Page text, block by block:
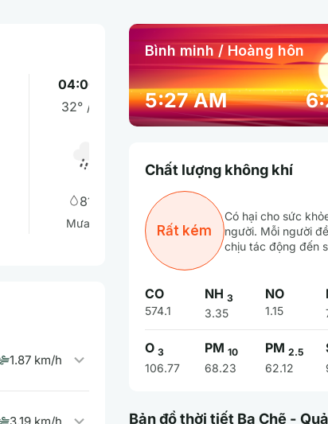
04:00 pm
32° / 32°
81 %
Mưa nhẹ
05:00 pm
31° / 31°
83 %
Mưa nhẹ
29°
1.87 km/h
Bình minh / Hoàng hôn
5:27 AM
Chất lượng không khí
Rất kém
Có hại cho sức
người. Mỗi người
chịu tác động đến
CO
574.1
NH3
3.35
NO
1.15
O 3
106.77
PM10
68.23
PM2.5
62.12
Bản đồ thời tiết Ba Chẽ -